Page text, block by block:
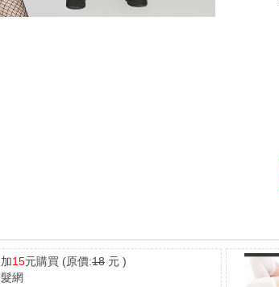
加15元購買 (原價:18 元 )
髮網